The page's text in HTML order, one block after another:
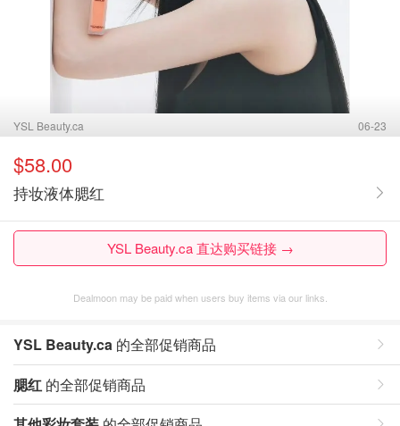
YSL Beauty.ca 06-23
$58.00
持妆液体腮红
YSL Beauty.ca 直达购买链接 →
Dealmoon may be paid when users buy items via our links.
YSL Beauty.ca 的全部促销商品
腮红 的全部促销商品